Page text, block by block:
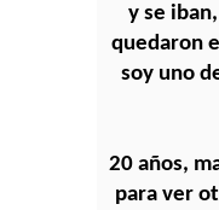
y se
quedaron
soy uno
20 años,
para ver